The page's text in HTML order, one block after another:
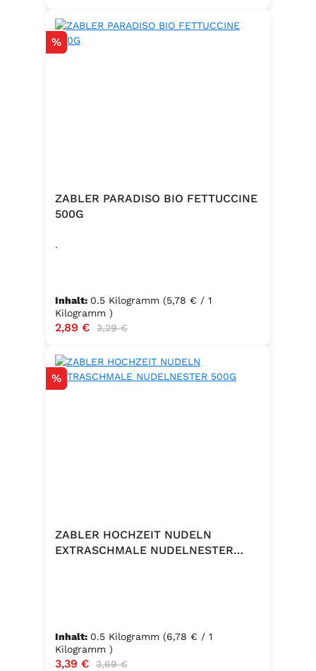
Rabatt
%
ZABLER PARADISO BIO FETTUCCINE
500G
.
Inhalt: 0.5 Kilogramm (5,78 € / 1
Kilogramm )
Verkaufspreis:
2,89 € Regulärer Preis:
3,29 €
Rabatt
%
ZABLER HOCHZEIT NUDELN
EXTRASCHMALE NUDELNESTER
Inhalt: 0.5 Kilogramm (6,78 € / 1
Kilogramm )
Verkaufspreis:
3,39 € Regulärer Preis:
3,69 €